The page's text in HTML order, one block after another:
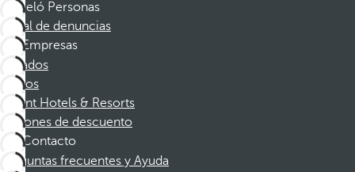
Barceló Personas
Canal de denuncias
Empresas
Afiliados
Socios
Dorint Hotels & Resorts
Cupones de descuento
Contacto
Preguntas frecuentes y Ayuda